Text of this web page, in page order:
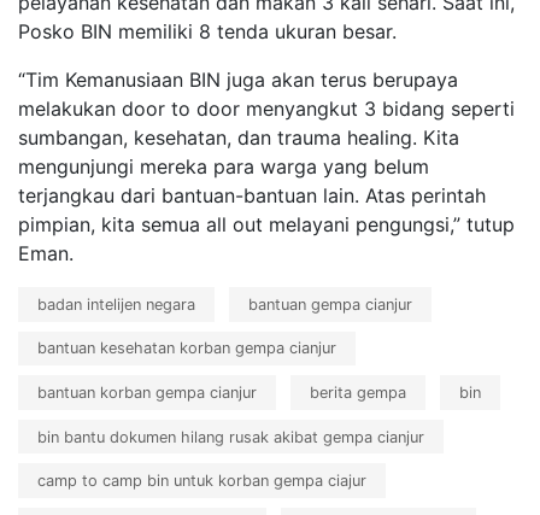
Posko BIN memiliki 8 tenda ukuran besar.
“Tim Kemanusiaan BIN juga akan terus berupaya
melakukan door to door menyangkut 3 bidang seperti
sumbangan, kesehatan, dan trauma healing. Kita
mengunjungi mereka para warga yang belum
terjangkau dari bantuan-bantuan lain. Atas perintah
pimpian, kita semua all out melayani pengungsi,” tutup
Eman.
badan intelijen negara bantuan gempa cianjur
bantuan kesehatan korban gempa cianjur
bantuan korban gempa cianjur berita gempa bin
bin bantu dokumen hilang rusak akibat gempa cianjur
camp to camp bin untuk korban gempa ciajur